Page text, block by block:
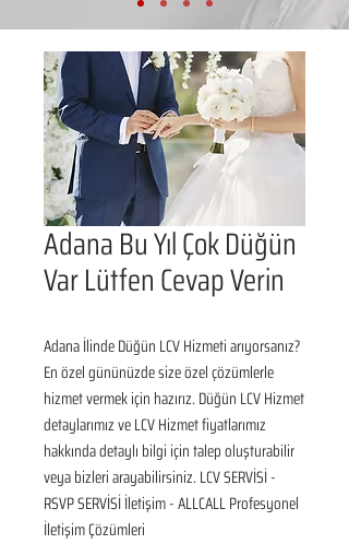
Adana Bu Yıl Çok Düğün
Var Lütfen Cevap Verin
Adana İlinde Düğün LCV Hizmeti arıyorsanız?
En özel gününüzde size özel çözümlerle
hizmet vermek için hazırız. Düğün LCV Hizmet
detaylarımız ve LCV Hizmet fiyatlarımız
hakkında detaylı bilgi için talep oluşturabilir
veya bizleri arayabilirsiniz. LCV SERVİSİ -
RSVP SERVİSİ İletişim - ALLCALL Profesyonel
İletişim Çözümleri